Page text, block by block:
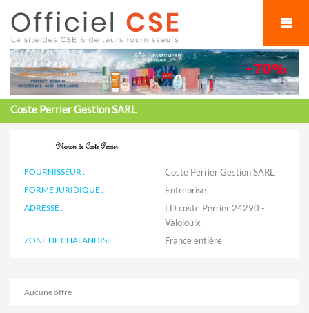
Coste Perrier Gestion SARL
FOURNISSEUR : Coste Perrier Gestion SARL
FORME JURIDIQUE : Entreprise
ADRESSE :
LD coste Perrier 24290 -
Valojoulx
ZONE DE CHALANDISE :
Aucune offre